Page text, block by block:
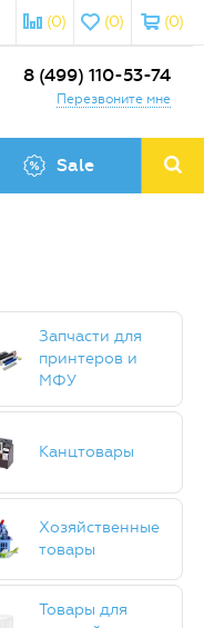
(0)
(0)
(0)
8 (499) 110-53-74
Перезвоните мне
Sale
Запчасти для
принтеров и
МФУ
Канцтовары
Хозяйственные
товары
Товары для